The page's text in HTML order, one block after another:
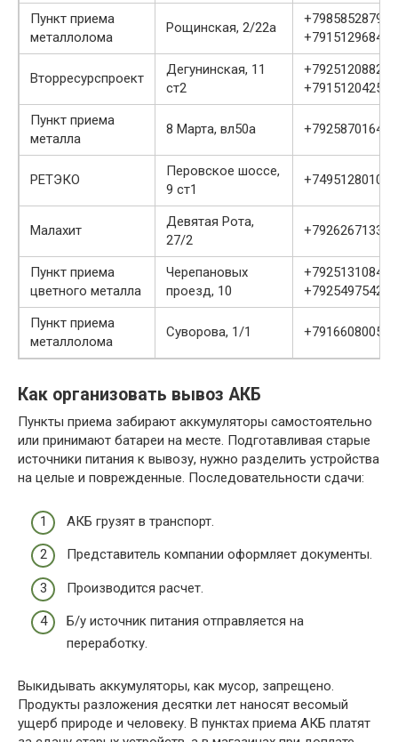
Пункт приема
металлолома
Рощинская, 2/22а
+79858528792
+79151296841
Вторресурспроект
Дегунинская, 11
ст2
+79251208822
+79151204256
Пункт приема
металла
8 Марта, вл50а +79258701641
РЕТЭКО
Перовское шоссе,
9 ст1
+74951280102
Малахит
Девятая Рота,
27/2
+79262671339
Пункт приема
цветного металла
Черепановых
проезд, 10
+79251310848
+79254975424
Пункт приема
металлолома
Суворова, 1/1 +79166080051
Как организовать вывоз АКБ
Пункты приема забирают аккумуляторы самостоятельно
или принимают батареи на месте. Подготавливая старые
источники питания к вывозу, нужно разделить устройства
на целые и поврежденные. Последовательности сдачи:
АКБ грузят в транспорт.
Представитель компании оформляет документы.
Производится расчет.
Б/у источник питания отправляется на
переработку.
Выкидывать аккумуляторы, как мусор, запрещено.
Продукты разложения десятки лет наносят весомый
ущерб природе и человеку. В пунктах приема АКБ платят